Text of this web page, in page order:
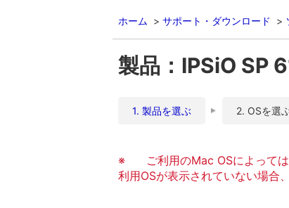
ホーム サポート・ダウンロード
製品：IPSiO SP
1. 製品を選ぶ 2. OSを選
※
ご利用のMac OSによって
利用OSが表示されていない場合、